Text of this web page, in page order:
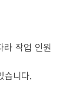
라 작업 인원
습니다.